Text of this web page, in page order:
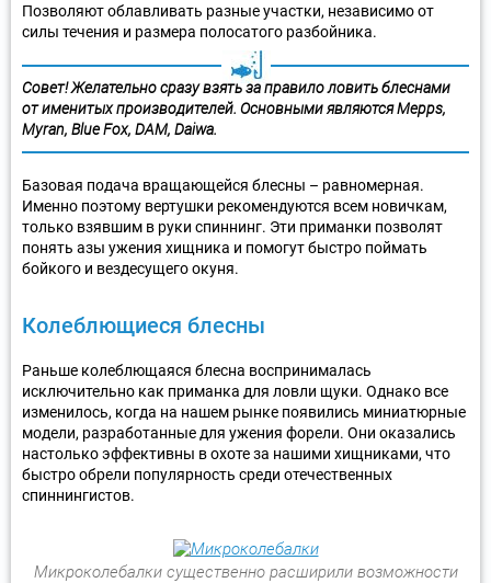
Позволяют облавливать разные участки, независимо от
силы течения и размера полосатого разбойника.
Совет! Желательно сразу взять за правило ловить блеснами
от именитых производителей. Основными являются Mepps,
Myran, Blue Fox, DAM, Daiwa.
Базовая подача вращающейся блесны – равномерная.
Именно поэтому вертушки рекомендуются всем новичкам,
только взявшим в руки спиннинг. Эти приманки позволят
понять азы ужения хищника и помогут быстро поймать
бойкого и вездесущего окуня.
Колеблющиеся блесны
Раньше колеблющаяся блесна воспринималась
исключительно как приманка для ловли щуки. Однако все
изменилось, когда на нашем рынке появились миниатюрные
модели, разработанные для ужения форели. Они оказались
настолько эффективны в охоте за нашими хищниками, что
быстро обрели популярность среди отечественных
спиннингистов.
Микроколебалки существенно расширили возможности